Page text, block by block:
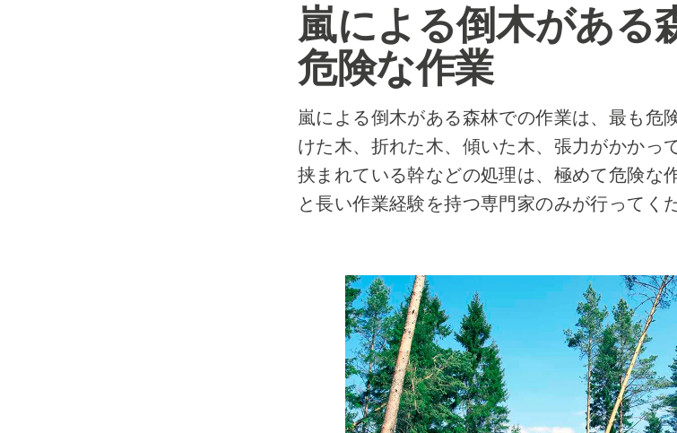
嵐による倒木がある
危険な作業
嵐による倒木がある森林での作業は、最も危
けた木、折れた木、傾いた木、張力がかかっ
挟まれている幹などの処理は、極めて危険な
と長い作業経験を持つ専門家のみが行ってく